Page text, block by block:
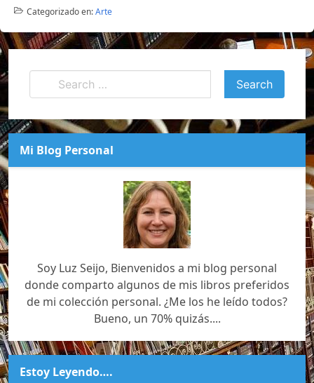
Categorizado en:Arte
Mi Blog Personal
Soy Luz Seijo, Bienvenidos a mi blog personal
donde comparto algunos de mis libros preferidos
de mi colección personal. ¿Me los he leído todos?
Bueno, un 70% quizás....
Estoy Leyendo….